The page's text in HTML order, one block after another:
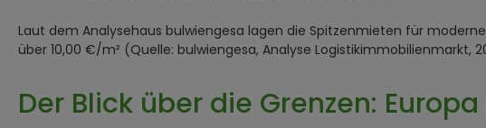
Laut dem Analysehaus bulwiengesa lagen die Spitzenmieten für
über 10,00 €/m² (Quelle: bulwiengesa, Analyse Logistikimmobilienmarkt,
Der Blick über die Grenzen: